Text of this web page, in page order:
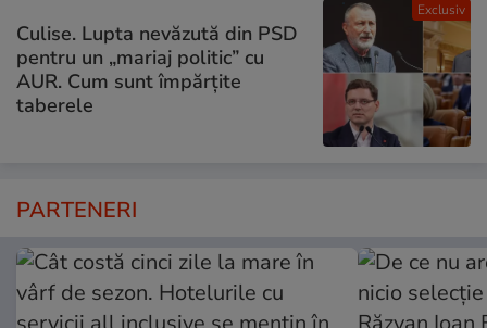
Exclusiv
Culise. Lupta nevăzută din PSD
pentru un „mariaj politic” cu
AUR. Cum sunt împărțite
taberele
PARTENERI